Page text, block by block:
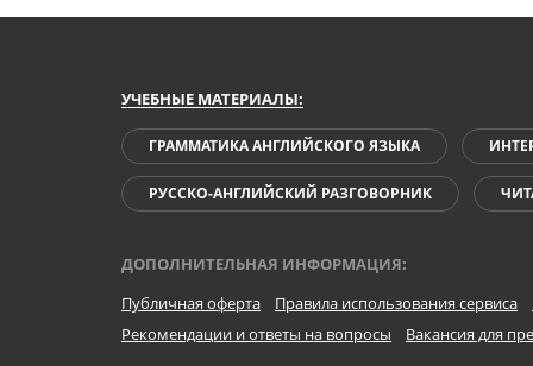
УЧЕБНЫЕ МАТЕРИАЛЫ:
ГРАММАТИКА АНГЛИЙСКОГО ЯЗЫКА
РУССКО-АНГЛИЙСКИЙ РАЗГОВОРНИК
ДОПОЛНИТЕЛЬНАЯ ИНФОРМАЦИЯ:
Публичная оферта
Правила использования сервиса
Рекомендации и ответы на вопросы
Вакансия для